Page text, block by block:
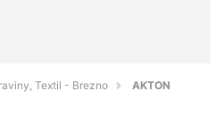
Textil - Brezno AKTON